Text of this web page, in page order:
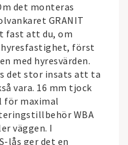
det monteras
GRANIT
fast att du, om
hyresfastighet, först
med hyresvärden.
det stor insats att ta
vara. 16 mm tjock
för maximal
WBA
väggen. I
lås ger det en